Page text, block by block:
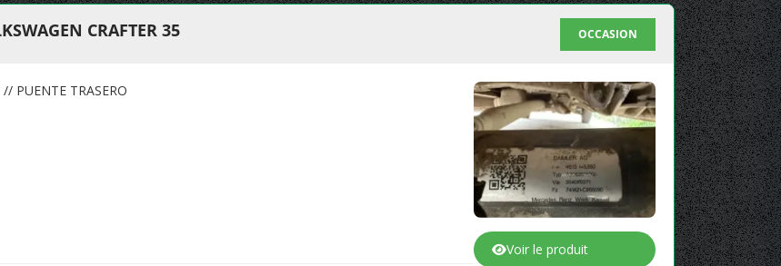
CRAFTER 35 OCCASION
PUENTE TRASERO
Voir le produit